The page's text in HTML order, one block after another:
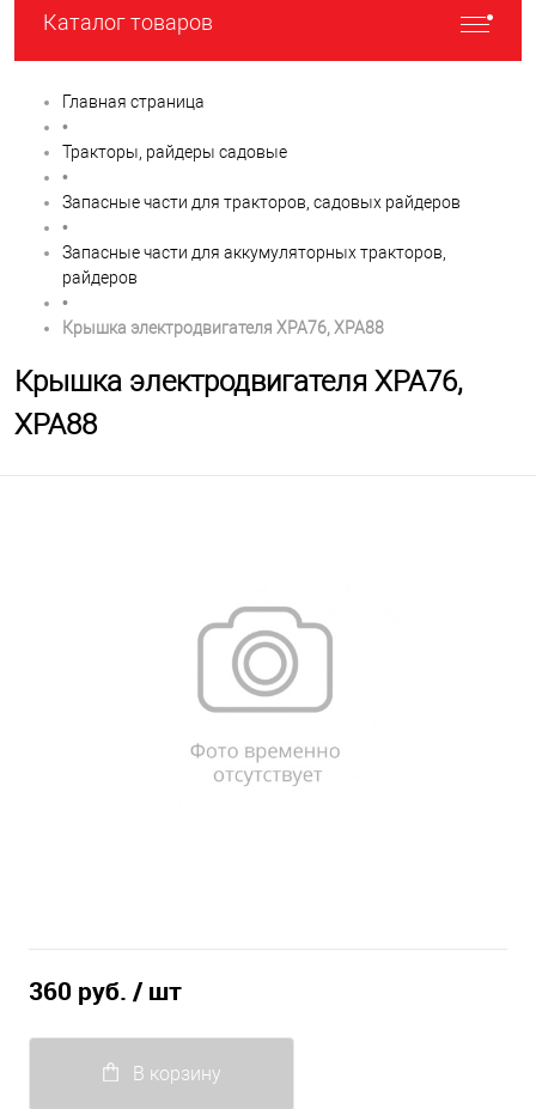
Каталог товаров
Главная страница
•
Тракторы, райдеры садовые
•
Запасные части для тракторов, садовых райдеров
•
Запасные части для аккумуляторных тракторов,
райдеров
•
Крышка электродвигателя XPA76, XPA88
Крышка электродвигателя XPA76,
XPA88
360 руб. / шт
В корзину